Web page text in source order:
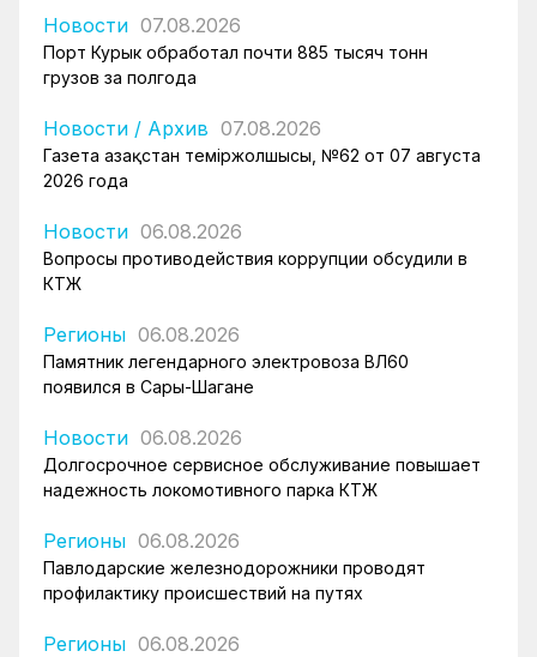
Новости 07.08.2026
Порт Курык обработал почти 885 тысяч тонн
грузов за полгода
Новости / Архив 07.08.2026
Газета Қазақстан теміржолшысы, №62 от 07 августа
2026 года
Новости 06.08.2026
Вопросы противодействия коррупции обсудили в
КТЖ
Регионы 06.08.2026
Памятник легендарного электровоза ВЛ60
появился в Сары-Шагане
Новости 06.08.2026
Долгосрочное сервисное обслуживание повышает
надежность локомотивного парка КТЖ
Регионы 06.08.2026
Павлодарские железнодорожники проводят
профилактику происшествий на путях
Регионы 06.08.2026